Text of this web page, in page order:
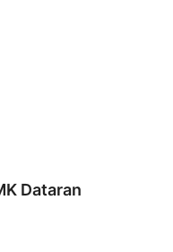
Dataran